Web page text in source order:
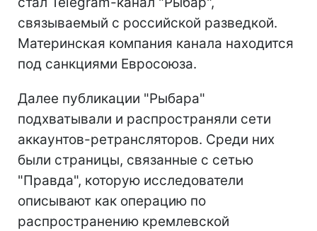
связываемый с российской разведкой.
Материнская компания канала находится
под санкциями Евросоюза.
Далее публикации "Рыбара"
подхватывали и распространяли сети
аккаунтов-ретрансляторов. Среди них
были страницы, связанные с сетью
"Правда", которую исследователи
описывают как операцию по
распространению кремлевской